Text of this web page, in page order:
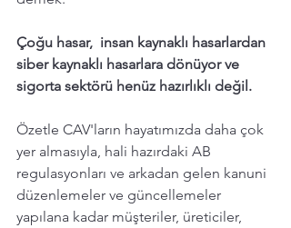
Çoğu hasar,  insan kaynaklı hasarlardan
siber kaynaklı hasarlara dönüyor ve
sigorta sektörü henüz hazırlıklı değil.
Özetle CAV'ların hayatımızda daha çok
yer almasıyla, hali hazırdaki AB
regulasyonları ve arkadan gelen kanuni
düzenlemeler ve güncellemeler
yapılana kadar müşteriler, üreticiler,